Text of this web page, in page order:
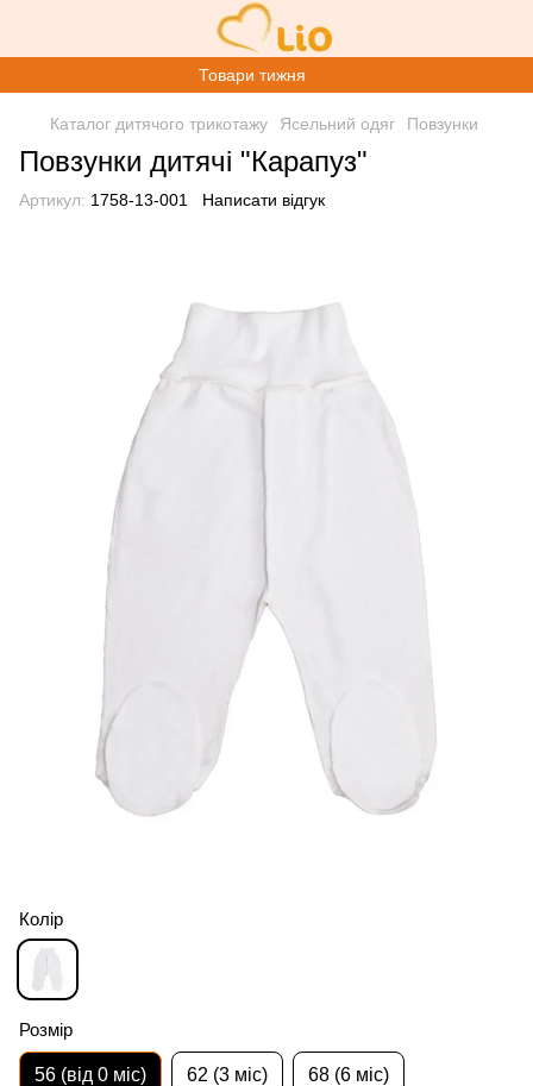
Товари тижня
Каталог дитячого трикотажу Ясельний одяг Повзунки
Повзунки дитячі "Карапуз"
Артикул: 1758-13-001 Написати відгук
Колір
Розмір
56 (від 0 міс) 62 (3 міс) 68 (6 міс)